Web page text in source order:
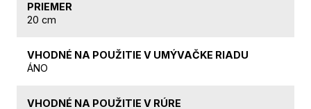
PRIEMER
20 cm
VHODNÉ NA POUŽITIE V UMÝVAČKE RIADU
ÁNO
VHODNÉ NA POUŽITIE V RÚRE